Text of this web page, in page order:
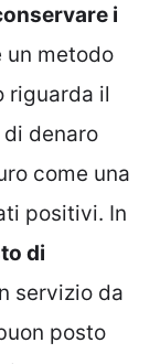
i
un metodo
riguarda il
denaro
come una
positivi. In
di
servizio da
posto